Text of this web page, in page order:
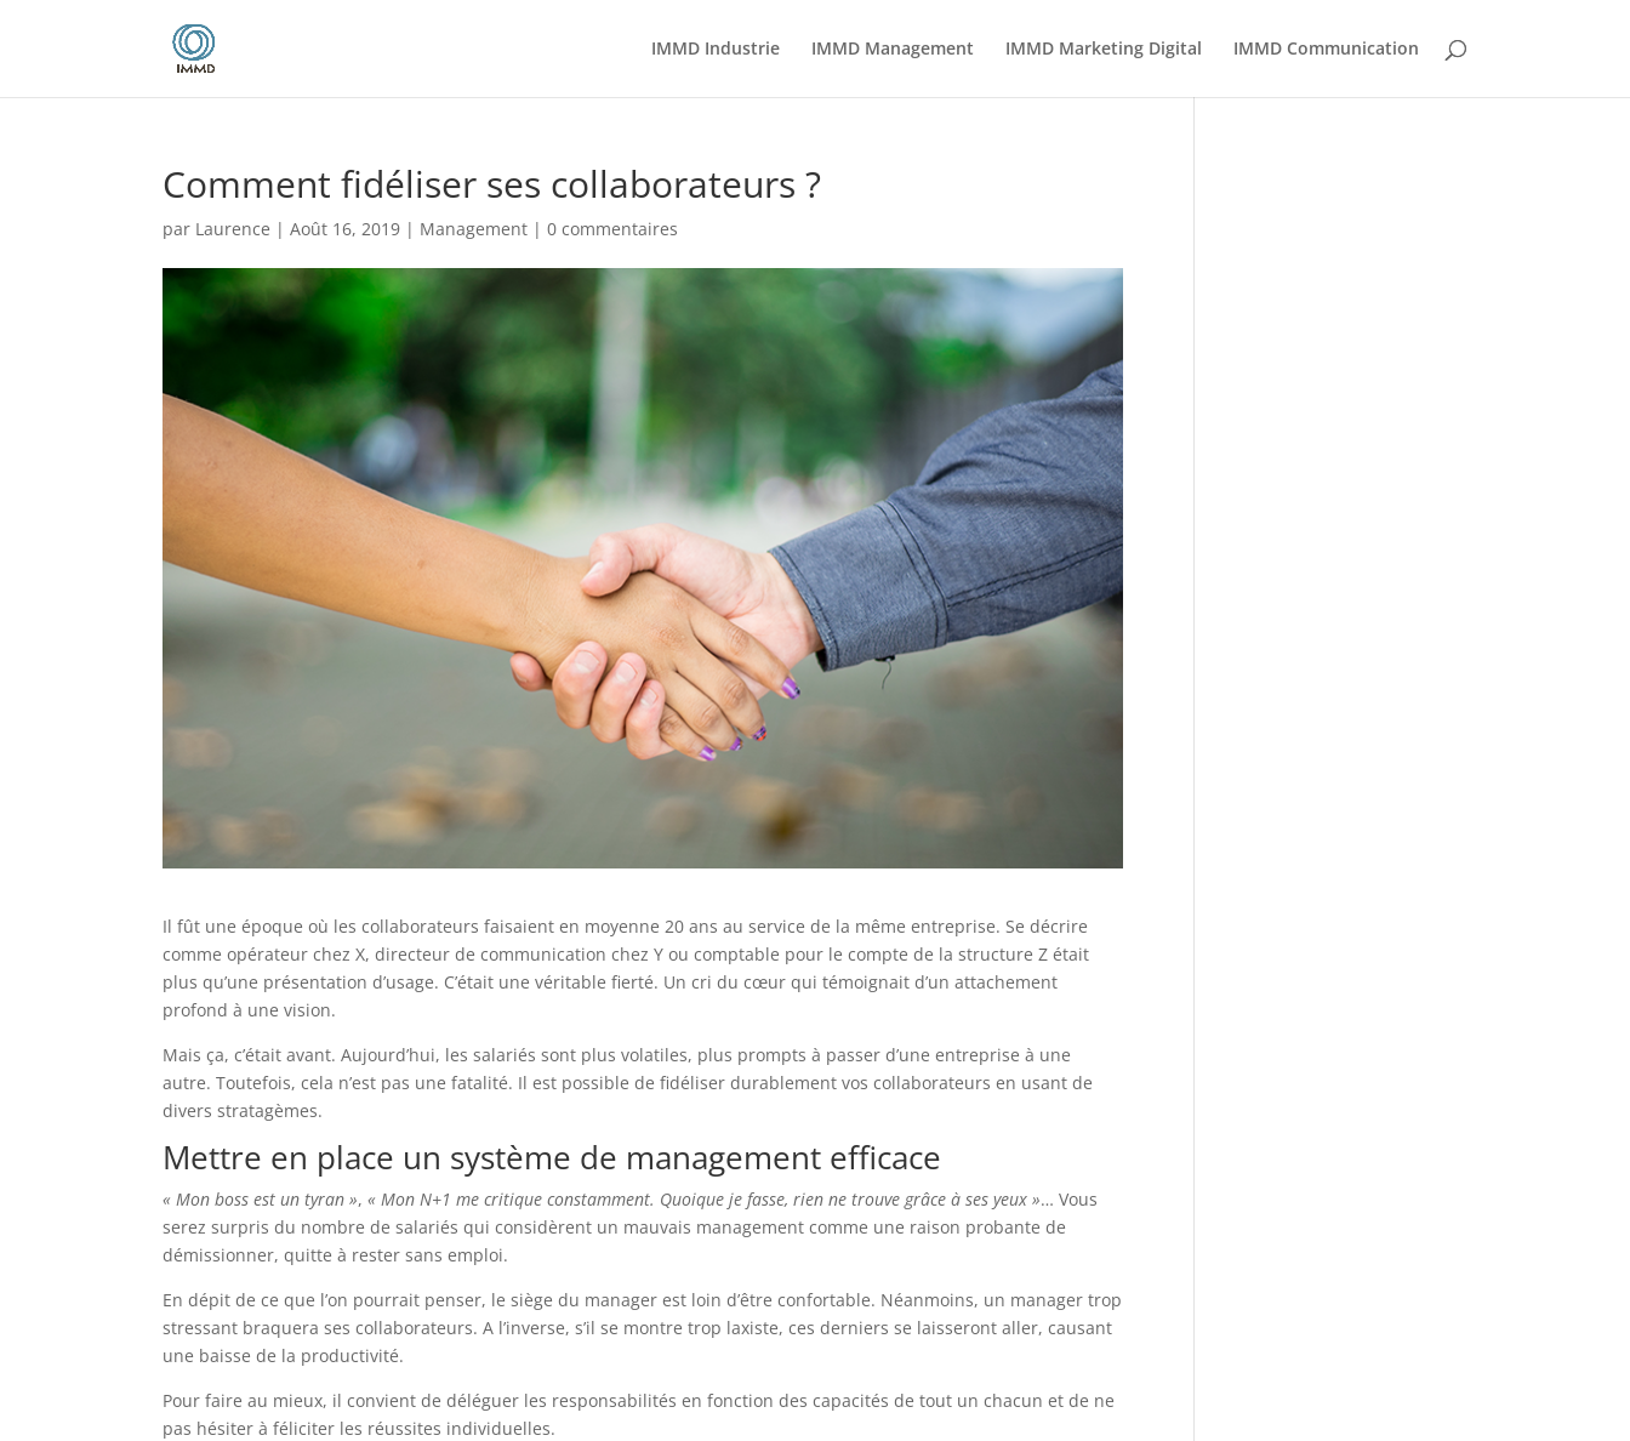
IMMD Industrie IMMD Management IMMD Marketing Digital IMMD Communication
Comment fidéliser ses collaborateurs ?
par Laurence |Août 16, 2019 | Management |0 commentaires
Il fût une époque où les collaborateurs faisaient en moyenne 20 ans au service de la même entreprise. Se décrire
comme opérateur chez X, directeur de communication chez Y ou comptable pour le compte de la structure Z était
plus qu’une présentation d’usage. C’était une véritable fierté. Un cri du cœur qui témoignait d’un attachement
profond à une vision.
Mais ça, c’était avant. Aujourd’hui, les salariés sont plus volatiles, plus prompts à passer d’une entreprise à une
autre. Toutefois, cela n’est pas une fatalité. Il est possible de fidéliser durablement vos collaborateurs en usant de
divers stratagèmes.
Mettre en place un système de management efficace
« Mon boss est un tyran »,« Mon N+1 me critique constamment. Quoique je fasse, rien ne trouve grâce à ses yeux »… Vous
serez surpris du nombre de salariés qui considèrent un mauvais management comme une raison probante de
démissionner, quitte à rester sans emploi.
En dépit de ce que l’on pourrait penser, le siège du manager est loin d’être confortable. Néanmoins, un manager trop
stressant braquera ses collaborateurs. A l’inverse, s’il se montre trop laxiste, ces derniers se laisseront aller, causant
une baisse de la productivité.
Pour faire au mieux, il convient de déléguer les responsabilités en fonction des capacités de tout un chacun et de ne
pas hésiter à féliciter les réussites individuelles.